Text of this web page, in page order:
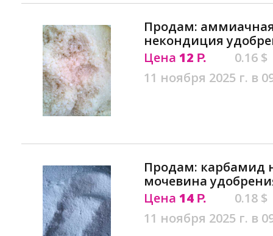
Продам:
некондиция
Цена 12 Р.
0.16 $
11 ноября 2025 г. в
Продам: карбамид
мочевина
Цена 14 Р.
0.18 $
11 ноября 2025 г. в